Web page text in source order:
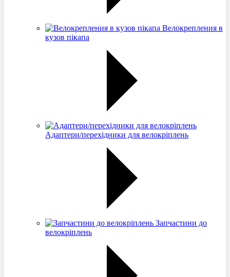
Велокрепления в
кузов пікапа
Адаптери/перехідники для велокріплень
Запчастини до
велокріплень